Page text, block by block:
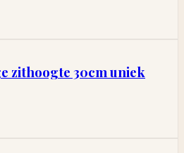
zithoogte 30cm uniek